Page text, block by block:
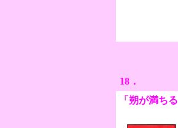
18．
「朔が満ちる